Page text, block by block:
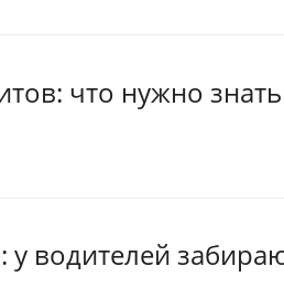
что нужно знать
водителей